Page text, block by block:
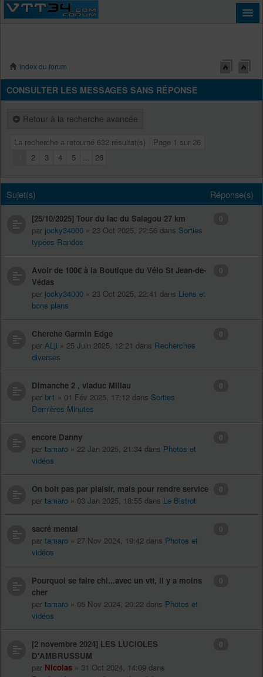
Index du forum
CONSULTER LES MESSAGES SANS RÉPONSE
Retour à la recherche avancée
La recherche a retourné 632 résultat(s) Page 1 sur 26
2 3 4 5 ... 26
Sujet(s) Réponse(s)
[25/10/2025] Tour du lac du Salagou 27 km
par jocky34000 » 23 Oct 2025, 22:56 dans Sorties
typées Randos
0
Avoir de 100€ à la Boutique du Vélo St Jean-de-
Védas
par jocky34000 » 23 Oct 2025, 22:41 dans Liens et
bons plans
0
Cherche Garmin Edge
par ALji » 25 Juin 2025, 12:21 dans Recherches
diverses
0
Dimanche 2 , viaduc Millau
par br1 » 01 Fév 2025, 17:12 dans Sorties
Dernières Minutes
0
encore Danny
par tamaro » 22 Jan 2025, 21:34 dans Photos et
vidéos
0
On boit pas par plaisir, mais pour rendre service
par tamaro » 03 Jan 2025, 18:55 dans Le Bistrot
0
sacré mental
par tamaro » 27 Nov 2024, 19:42 dans Photos et
vidéos
0
Pourquoi se faire chi...avec un vtt, il y a moins
cher
par tamaro » 05 Nov 2024, 20:22 dans Photos et
vidéos
0
[2 novembre 2024] LES LUCIOLES
D'AMBRUSSUM
par Nicolas » 31 Oct 2024, 14:09 dans
0